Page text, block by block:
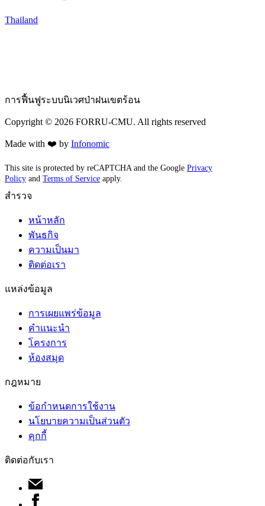
Thailand
การฟื้นฟูระบบนิเวศป่าฝนเขตร้อน
Copyright © 2026 FORRU-CMU. All rights reserved
Made with ❤️ by Infonomic
This site is protected by reCAPTCHA and the Google Privacy
Policy and Terms of Service apply.
สำรวจ
หน้าหลัก
พันธกิจ
ความเป็นมา
ติดต่อเรา
แหล่งข้อมูล
การเผยแพร่ข้อมูล
คำแนะนำ
โครงการ
ห้องสมุด
กฎหมาย
ข้อกำหนดการใช้งาน
นโยบายความเป็นส่วนตัว
คุกกี้
ติดต่อกับเรา